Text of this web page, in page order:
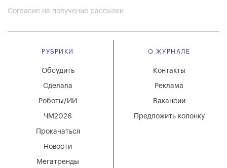
Согласие на получение рассылки
РУБРИКИ
Мегатренды
Новости
Обсудить
Сделала
Роботы/ИИ
ЧМ2026
Прокачаться
О ЖУРНАЛЕ
Вакансии
Реклама
Контакты
Предложить колонку